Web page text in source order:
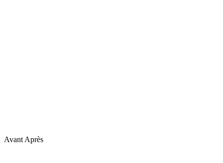
Avant Après